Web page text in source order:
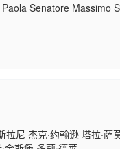
Senatore Massimo
拉尼 杰克·约翰逊 塔拉·